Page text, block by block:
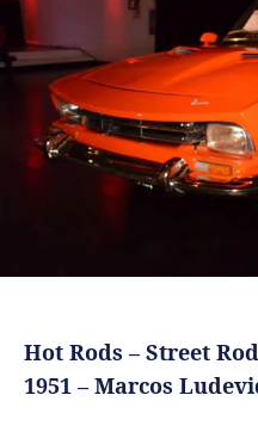
Hot Rods – Street
1951 – Marcos